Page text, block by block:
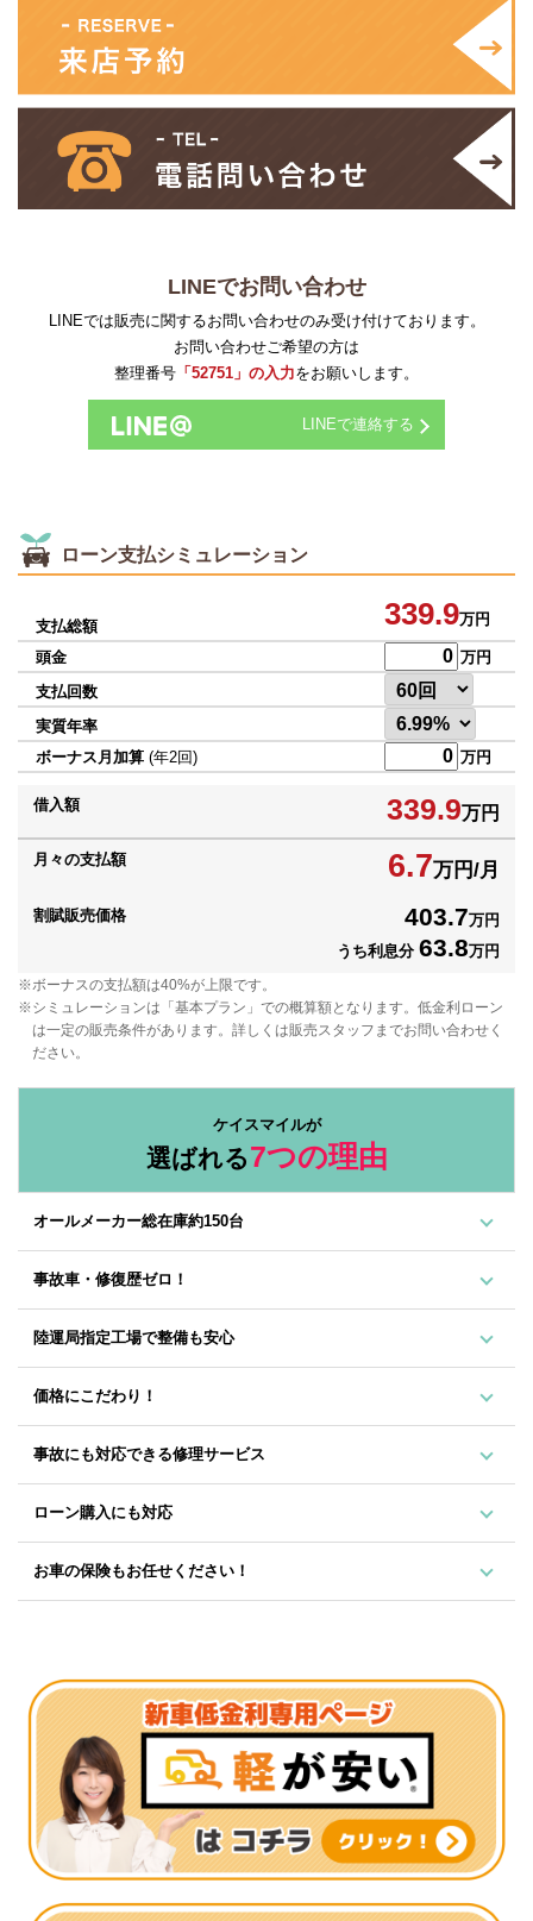
LINEでお問い合わせ
LINEでは販売に関するお問い合わせのみ受け付けております。
お問い合わせご希望の方は
整理番号 「52751」の入力をお願いします。
LINEで連絡する
ローン支払シミュレーション
支払総額 339.9万円
頭金
万円
支払回数
実質年率
ボーナス月加算 (年2回) 万円
借入額 339.9万円
月々の支払額 6.7万円/月
割賦販売価格 403.7万円
うち利息分 63.8万円
ボーナスの支払額は40%が上限です。
シミュレーションは「基本プラン」での概算額となります。低金利ローン
は一定の販売条件があります。詳しくは販売スタッフまでお問い合わせく
ださい。
ケイスマイルが
選ばれる7つの理由
オールメーカー総在庫約150台
事故車・修復歴ゼロ！
陸運局指定工場で整備も安心
価格にこだわり！
事故にも対応できる修理サービス
ローン購入にも対応
お車の保険もお任せください！